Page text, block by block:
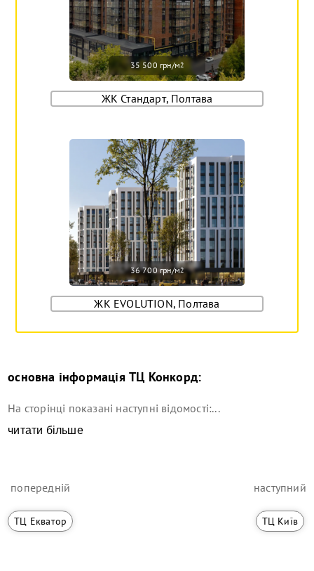
35 500 грн/м2
ЖК Стандарт, Полтава
36 700 грн/м2
ЖК EVOLUTION, Полтава
основна інформаціяТЦ Конкорд:
На сторінці показані наступні відомості:...
читати більше
попередній
ТЦ Екватор
наступний
ТЦ Київ